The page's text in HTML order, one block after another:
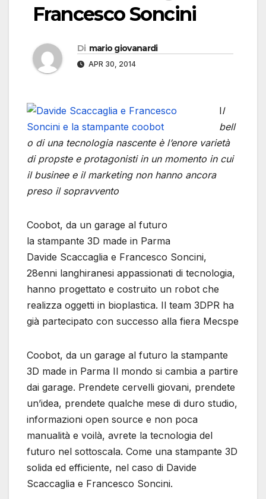
Francesco Soncini
Di mario giovanardi
APR 30, 2014
Il
bell
o di una tecnologia nascente è l’enore varietà
di propste e protagonisti in un momento in cui
il businee e il marketing non hanno ancora
preso il sopravvento
Coobot, da un garage al futuro
la stampante 3D made in Parma
Davide Scaccaglia e Francesco Soncini,
28enni langhiranesi appassionati di tecnologia,
hanno progettato e costruito un robot che
realizza oggetti in bioplastica. Il team 3DPR ha
già partecipato con successo alla fiera Mecspe
Coobot, da un garage al futuro la stampante
3D made in Parma Il mondo si cambia a partire
dai garage. Prendete cervelli giovani, prendete
un’idea, prendete qualche mese di duro studio,
informazioni open source e non poca
manualità e voilà, avrete la tecnologia del
futuro nel sottoscala. Come una stampante 3D
solida ed efficiente, nel caso di Davide
Scaccaglia e Francesco Soncini.